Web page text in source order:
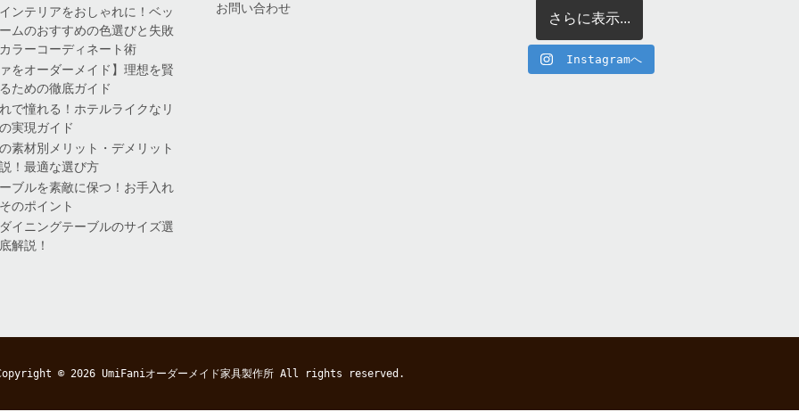
ンテリアをおしゃれに！ベッ
ムのおすすめの色選びと失敗
ラーコーディネート術
をオーダーメイド】理想を賢
ための徹底ガイド
で憧れる！ホテルライクなリ
実現ガイド
素材別メリット・デメリット
！最適な選び方
ブルを素敵に保つ！お手入れ
のポイント
イニングテーブルのサイズ選
解説！
お問い合わせ
さらに表示...
Instagramへ
© 2026 UmiFaniオーダーメイド家具製作所All rights reserved.